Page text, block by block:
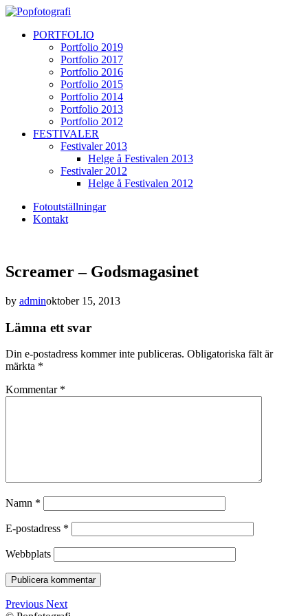
PORTFOLIO
Portfolio 2019
Portfolio 2017
Portfolio 2016
Portfolio 2015
Portfolio 2014
Portfolio 2013
Portfolio 2012
FESTIVALER
Festivaler 2013
Helge å Festivalen 2013
Festivaler 2012
Helge å Festivalen 2012
Fotoutställningar
Kontakt
Screamer – Godsmagasinet
by adminoktober 15, 2013
Lämna ett svar
Din e-postadress kommer inte publiceras. Obligatoriska fält är
märkta *
Kommentar *
Namn *
E-postadress *
Webbplats
Previous Next